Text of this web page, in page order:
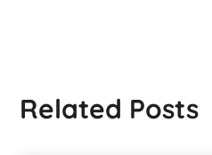
Related Posts